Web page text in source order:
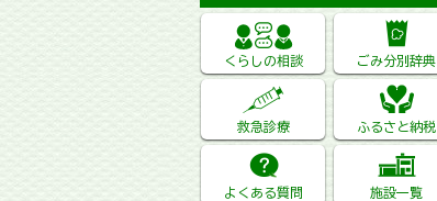
くらしの相談 ごみ分別辞典
救急診療 ふるさと納税
よくある質問 施設一覧